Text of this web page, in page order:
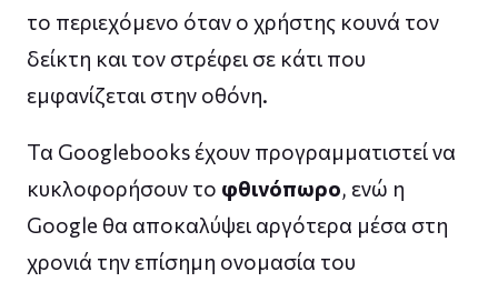
το περιεχόμενο όταν ο χρήστης κουνά τον
δείκτη και τον στρέφει σε κάτι που
εμφανίζεται στην οθόνη.
Τα Googlebooks έχουν προγραμματιστεί να
κυκλοφορήσουν το φθινόπωρο, ενώ η
Google θα αποκαλύψει αργότερα μέσα στη
χρονιά την επίσημη ονομασία του